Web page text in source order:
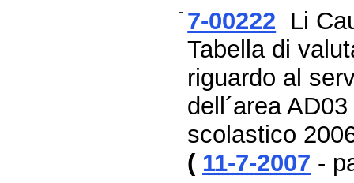
7-00222 Li
Tabella di
riguardo al
dell´area
scolastico
( 11-7-2007 -